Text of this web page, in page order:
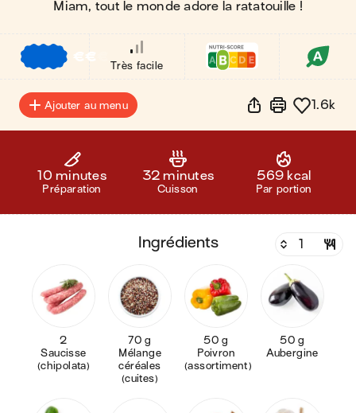
Miam, tout le monde adore la ratatouille !
€€
Très facile
Ajouter au menu 1.6k
10 minutes
Préparation
32 minutes
Cuisson
569 kcal
Par portion
ingrédients
2
Saucisse
(chipolata)
70 g
Mélange
céréales
(cuites)
50 g
Poivron
(assortiment)
50 g
Aubergine